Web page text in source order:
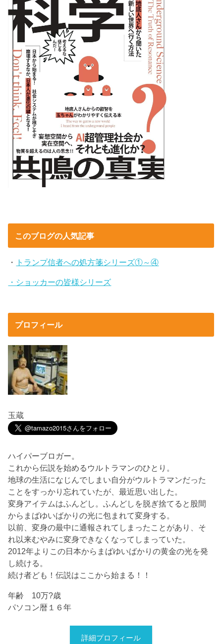
このブログの人気記事
・ トランプ信者への処方箋シリーズ①～④
・ショッカーの皆様シリーズ
プロフィール
玉蔵
ハイパーブロガー。
これから伝説を始めるウルトラマンのひとり。
地球の生活になじんでしまい自分がウルトラマンだった
ことをすっかり忘れていたが、最近思い出した。
変身アイテムはふんどし。ふんどしを脱ぎ捨てると股間
からまばゆいばかりの光に包まれて変身する。
以前、変身の最中に通報されてしまったことがあり、そ
れ以来むやみに変身できなくなってしまっていた。
2012年よりこの日本からまばゆいばかりの黄金の光を発
し続ける。
続け者ども！伝説はここから始まる！！
年齢 10万?歳
パソコン暦１６年
詳細プロフィール